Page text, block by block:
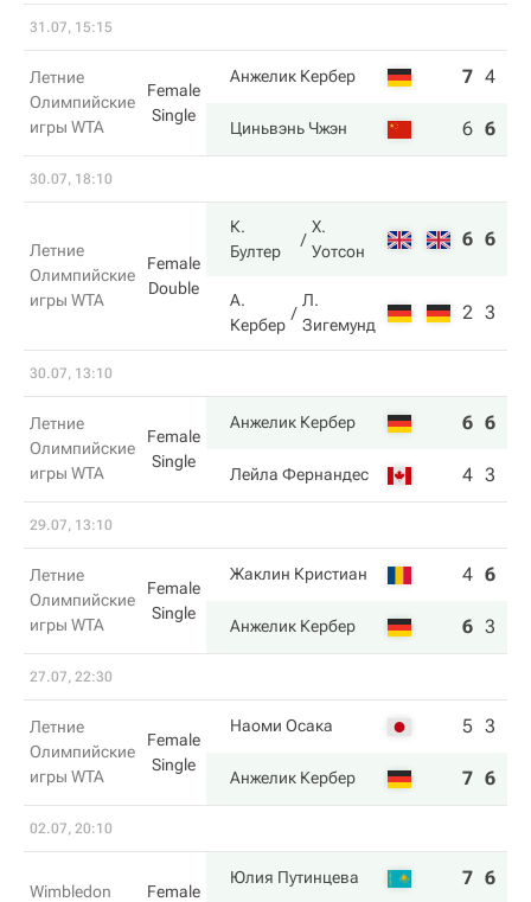
31.07, 15:15
Летние
Олимпийские
игры WTA
Female
Single
Анжелик Кербер 7 4
Циньвэнь Чжэн 6 6
30.07, 18:10
Летние
Олимпийские
игры WTA
Female
Double
К.
Бултер
Х.
Уотсон
6 6
А.
Кербер
Л.
Зигемунд
2 3
30.07, 13:10
Летние
Олимпийские
игры WTA
Female
Single
Анжелик Кербер 6 6
Лейла Фернандес 4 3
29.07, 13:10
Летние
Олимпийские
игры WTA
Female
Single
Жаклин Кристиан 4 6
Анжелик Кербер 6 3
27.07, 22:30
Летние
Олимпийские
игры WTA
Female
Single
Наоми Осака 5 3
Анжелик Кербер 7 6
02.07, 20:10
Wimbledon
Female
Юлия Путинцева 7 6